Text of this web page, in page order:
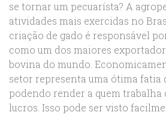
se tornar um pecuarísta? A
atividades mais exercidas no
criação de gado é responsável
como um dos maiores
bovina do mundo.
setor representa uma ótima fatia
podendo render a quem trabalha
lucros. Isso pode ser visto